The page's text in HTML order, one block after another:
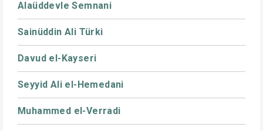
Alaüddevle Semnani
Sainüddin Ali Türki
Davud el-Kayseri
Seyyid Ali el-Hemedani
Muhammed el-Verradi